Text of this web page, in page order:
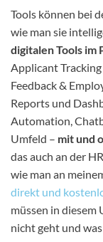
Tools können bei
wie man sie
digitalen Tools im
Applicant
Feedback &
Reports und
Automation,
Umfeld – mit und
das auch an der
wie man an
direkt und
müssen in diesem
nicht geht und